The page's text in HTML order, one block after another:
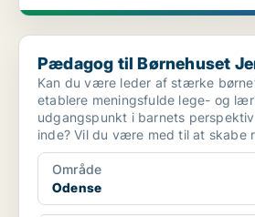
Pædagog til Børnehuset Jernbanegade
Pædagog til Børnehuset
Kan du være leder af stærke
etablere meningsfulde lege- og
udgangspunkt i barnets
inde? Vil du være med til at skabe
Område
Odense